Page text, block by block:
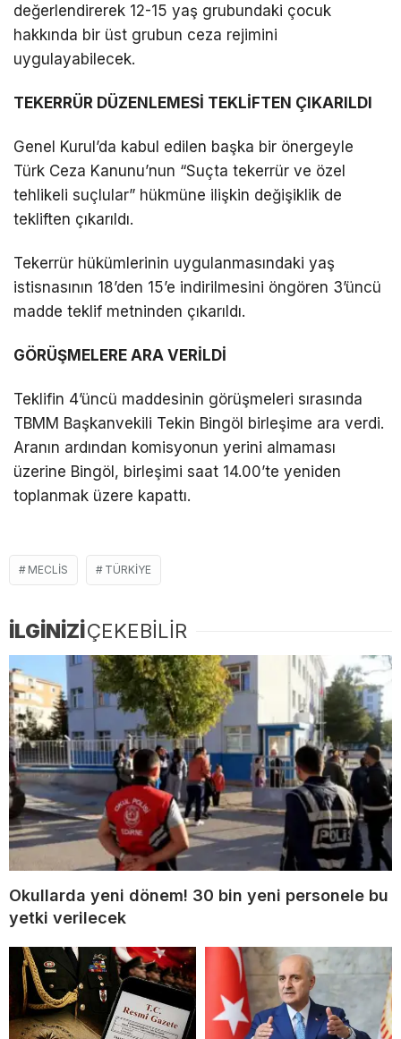
değerlendirerek 12-15 yaş grubundaki çocuk
hakkında bir üst grubun ceza rejimini
uygulayabilecek.
TEKERRÜR DÜZENLEMESİ TEKLİFTEN ÇIKARILDI
Genel Kurul’da kabul edilen başka bir önergeyle
Türk Ceza Kanunu’nun “Suçta tekerrür ve özel
tehlikeli suçlular” hükmüne ilişkin değişiklik de
tekliften çıkarıldı.
Tekerrür hükümlerinin uygulanmasındaki yaş
istisnasının 18’den 15’e indirilmesini öngören 3’üncü
madde teklif metninden çıkarıldı.
GÖRÜŞMELERE ARA VERİLDİ
Teklifin 4’üncü maddesinin görüşmeleri sırasında
TBMM Başkanvekili Tekin Bingöl birleşime ara verdi.
Aranın ardından komisyonun yerini almaması
üzerine Bingöl, birleşimi saat 14.00’te yeniden
toplanmak üzere kapattı.
MECLIS TÜRKIYE
İLGİNİZİÇEKEBİLİR
Okullarda yeni dönem! 30 bin yeni personele bu
yetki verilecek